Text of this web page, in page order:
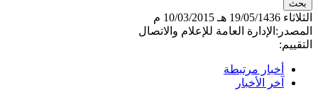
الثلاثاء 19/05/1436 هـ
10/03/2015 م
المصدر: الإدارة العامة للإعلام والاتصال
التقييم:
أخبار مرتبطة
آخر الأخبار